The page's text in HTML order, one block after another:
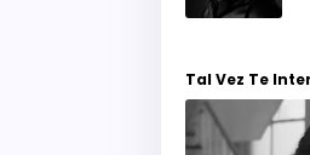
Tal Vez Te